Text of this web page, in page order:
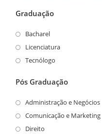
Graduação
Bacharel
Licenciatura
Tecnólogo
Pós Graduação
Administração e Negócios
Comunicação e Marketing
Direito